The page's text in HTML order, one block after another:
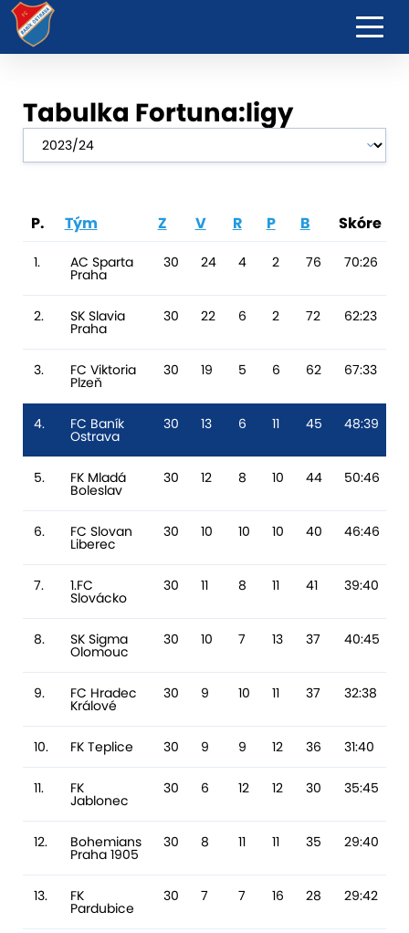
Tabulka Fortuna:ligy
P. Tým Z V R P B Skóre
1. AC Sparta
Praha
30 24 4 2 76 70:26
2. SK Slavia
Praha
30 22 6 2 72 62:23
3. FC Viktoria
Plzeň
30 19 5 6 62 67:33
4. FC Baník
Ostrava
30 13 6 11 45 48:39
5. FK Mladá
Boleslav
30 12 8 10 44 50:46
6. FC Slovan
Liberec
30 10 10 10 40 46:46
7. 1.FC
Slovácko
30 11 8 11 41 39:40
8. SK Sigma
Olomouc
30 10 7 13 37 40:45
9. FC Hradec
Králové
30 9 10 11 37 32:38
10. FK Teplice 30 9 9 12 36 31:40
11. FK
Jablonec
30 6 12 12 30 35:45
12. Bohemians
Praha 1905
30 8 11 11 35 29:40
13. FK
Pardubice
30 7 7 16 28 29:42